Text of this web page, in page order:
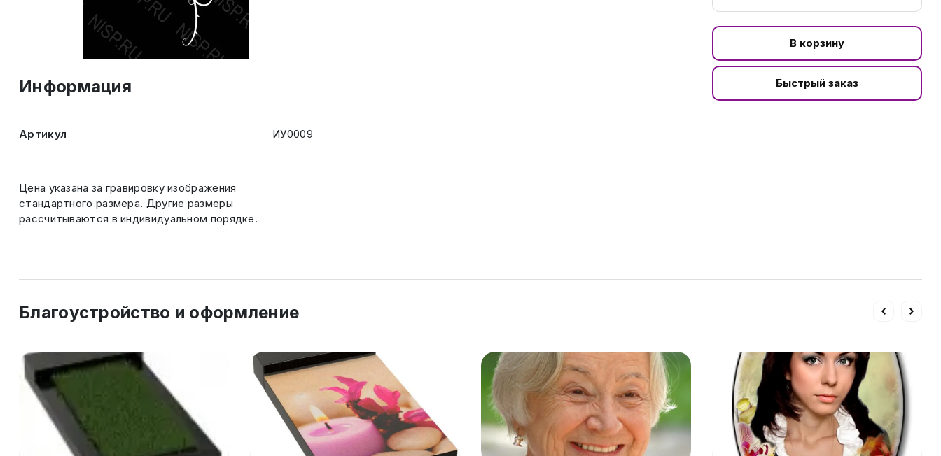
Информация
Артикул ИУ0009
Цена указана за гравировку изображения
стандартного размера. Другие размеры
рассчитываются в индивидуальном порядке.
В корзину
Быстрый заказ
Благоустройство и оформление